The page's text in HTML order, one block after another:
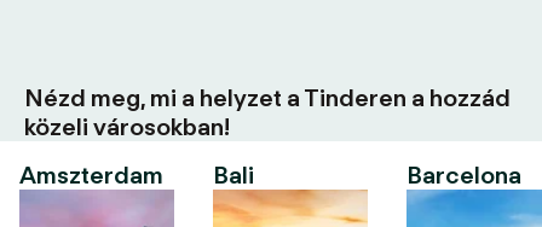
Nézd meg, mi a helyzet a Tinderen a hozzád
közeli városokban!
Amszterdam
Bali Barcelona